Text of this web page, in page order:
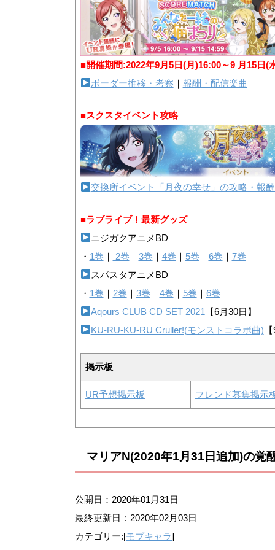
■開催期間:2022年9月5日(月)16:00～9 月15日(
ボーダー推移・考察 ｜ 報酬・配信楽曲
■スクスタイベント攻略
交換所イベント「月夜の幸せ」の攻略・報
■ラブライブ！最新グッズ
ニジガクアニメBD
・ 1巻 ｜ 2巻 ｜ 3巻 ｜ 4巻 ｜ 5巻 ｜ 6巻 ｜ 7巻
スパスタアニメBD
・ 1巻 ｜ 2巻 ｜ 3巻 ｜ 4巻 ｜ 5巻 ｜ 6巻
Aqours CLUB CD SET 2021 【6月30日】
KU-RU-KU-RU Cruller!(モンストコラボ曲)
掲示板
UR予想掲示板 フレンド募集掲示
マリアN(2020年1月31日追加)の覚
公開日：2020年01月31日
最終更新日： 2020年02月03日
カテゴリー:[モブキャラ]